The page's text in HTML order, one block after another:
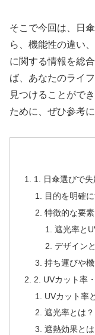
そこで今回は、日
ら、機能性の違い
に関する情報を総
ば、あなたのライ
見つけることがで
ために、ぜひ参考
1. 日傘選びで
目的を明確
特徴的な要
遮光率と
デザイン
持ち運びや
2. UVカット率
UVカット率
遮光率とは？
遮熱効果とは